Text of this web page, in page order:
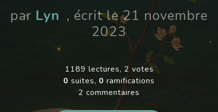
par Lyn , écrit le 21 novembre
2023
1189 lectures, 2 votes
0 suites, 0 ramifications
2 commentaires